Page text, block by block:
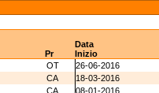
Data
Pr Inizio
OT 26-06-2016
CA 18-03-2016
CA 08-01-2016